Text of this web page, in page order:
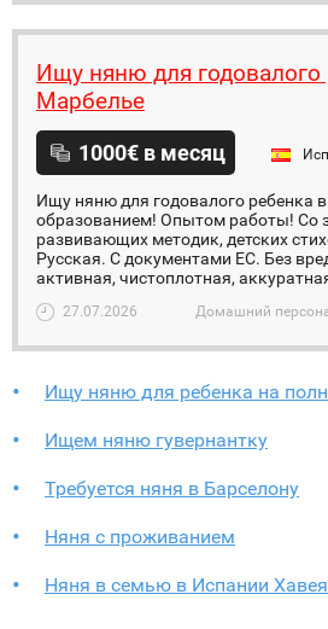
Ищу няню для годовалого
Марбелье
1000€ в месяц
Ищу няню для годовалого ребенка
образованием! Опытом работы! Со
развивающих методик, детских
Русская. С документами ЕС. Без
активная, чистоплотная,
27.07.2026 Домашний
Ищу няню для ребенка на
Ищем няню гувернантку
Требуется няня в Барселону
Няня с проживанием
Няня в семью в Испании Хавея